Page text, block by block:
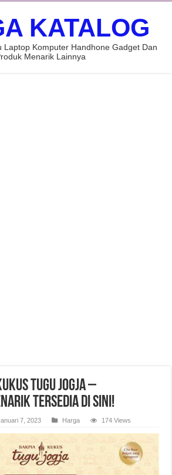
KATALOG
Laptop Komputer Handhone Gadget Dan
Menarik Lainnya
Tugu Jogja –
Tersedia di Sini!
7, 2023 Harga 174 Views